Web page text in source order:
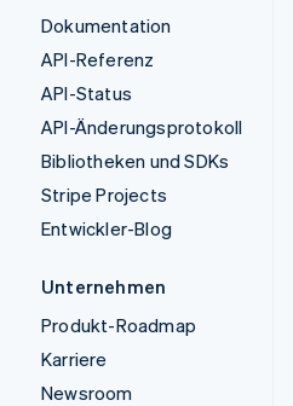
Dokumentation
API-Referenz
API-Status
API-Änderungsprotokoll
Bibliotheken und SDKs
Stripe Projects
Entwickler-Blog
Unternehmen
Produkt-Roadmap
Karriere
Newsroom